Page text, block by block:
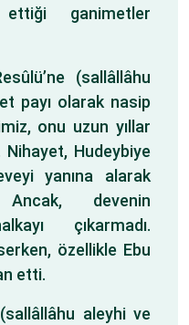
ettiği ganimetler
(sallâllâhu
payı olarak nasip
onu uzun yıllar
Hudeybiye
yanına alarak
devenin
çıkarmadı.
özellikle Ebu
etti.
aleyhi ve